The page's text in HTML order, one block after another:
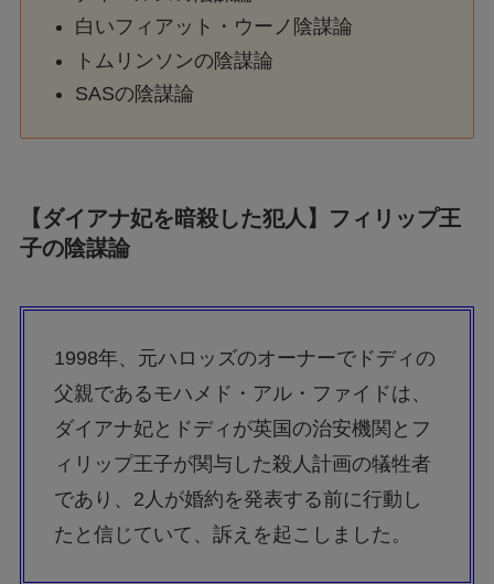
白いフィアット・ウーノ陰謀論
トムリンソンの陰謀論
SASの陰謀論
【ダイアナ妃を暗殺した犯人】フィリップ王
子の陰謀論
1998年、元ハロッズのオーナーでドディの
父親であるモハメド・アル・ファイドは、
ダイアナ妃とドディが英国の治安機関とフ
ィリップ王子が関与した殺人計画の犠牲者
であり、2人が婚約を発表する前に行動し
たと信じていて、訴えを起こしました。